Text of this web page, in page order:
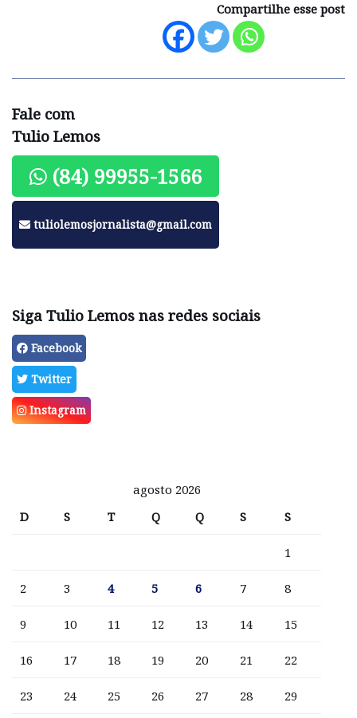
Compartilhe esse post
Fale com
Tulio Lemos
(84) 99955-1566
tuliolemosjornalista@gmail.com
Siga Tulio Lemos nas redes sociais
Facebook
Twitter
Instagram
agosto 2026
D
S T Q Q S S
1
2 3 4 5 6 7 8
9 10 11 12 13 14 15
16 17 18 19 20 21 22
23 24 25 26 27 28 29